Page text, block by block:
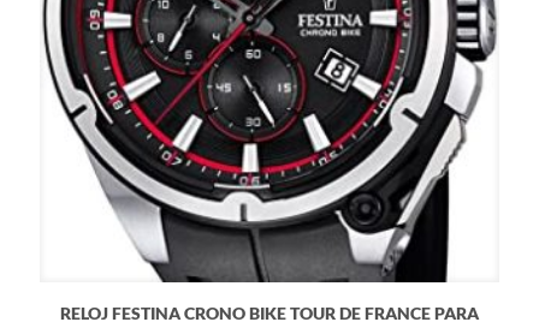
RELOJ FESTINA CRONO BIKE TOUR DE FRANCE PARA